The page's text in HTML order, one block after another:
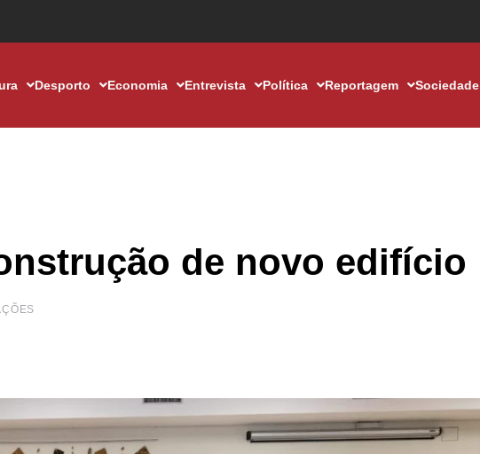
Desporto Economia Entrevista Política Reportagem Sociedade
de novo edifício